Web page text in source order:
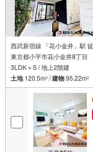
西武新宿線 「花小金井」駅
東京都小平市花小金井8丁目
3LDK＋S / 地上2階建
土地120.5m2 /建物95.22m2